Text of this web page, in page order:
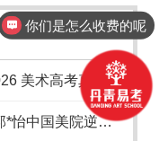
避开画室数据套路 丹青易考 2026 美术高考真实录取率统计口径全说明
联考没考好校考还有机会吗？郭*怡中国美院逆袭记
你们是怎么收费的呢